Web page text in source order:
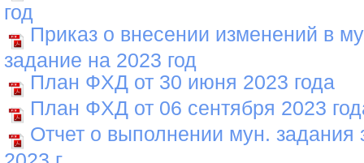
год
Приказ о внесении изменений в
задание на 2023 год
План ФХД от 30 июня 2023 года
План ФХД от 06 сентября 2023
Отчет о выполнении мун. задания